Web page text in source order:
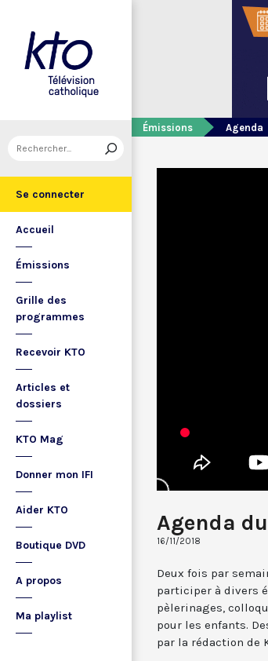
Se connecter
Accueil
Émissions
Grille des
programmes
Recevoir KTO
Articles et
dossiers
KTO Mag
Donner mon IFI
Aider KTO
Boutique DVD
A propos
Ma playlist
Émissions Agenda
Agenda
16/11/2018
Deux fois par
participer à divers
pèlerinages,
pour les enfants.
par la rédaction de